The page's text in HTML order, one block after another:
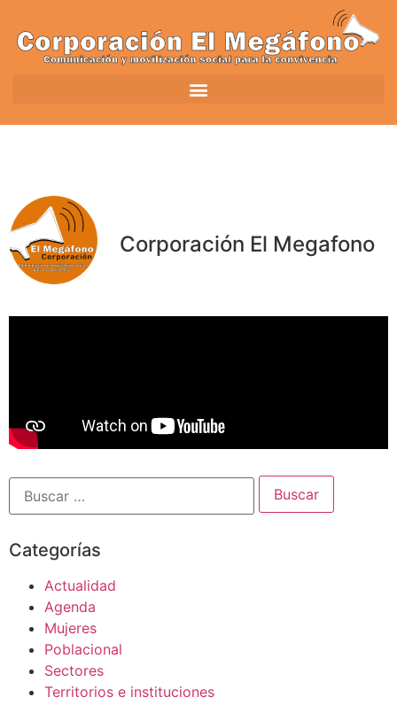
Corporación El Megafono
Categorías
Actualidad
Agenda
Mujeres
Poblacional
Sectores
Territorios e instituciones